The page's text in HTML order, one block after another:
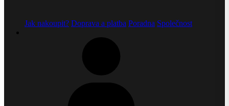
Jak nakoupit? Doprava a platba Poradna Společnost